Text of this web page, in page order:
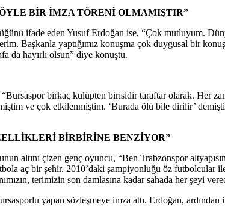
BİR İMZA TÖRENİ OLMAMIŞTIR”
ifade eden Yusuf Erdoğan ise, “Çok mutluyum.
Başkanla yaptığımız konuşma çok duygusal bir
da hayırlı olsun” diye konuştu.
birkaç kulüpten birisidir taraftar olarak. Her
ve çok etkilenmiştim. ‘Burada ölü bile dirilir’
BİRBİRİNE BENZİYOR”
altını çizen genç oyuncu, “Ben Trabzonspor
aç bir şehir. 2010’daki şampiyonluğu öz futbolcular
terimizin son damlasına kadar sahada her şeyi
yapan sözleşmeye imza attı. Erdoğan,